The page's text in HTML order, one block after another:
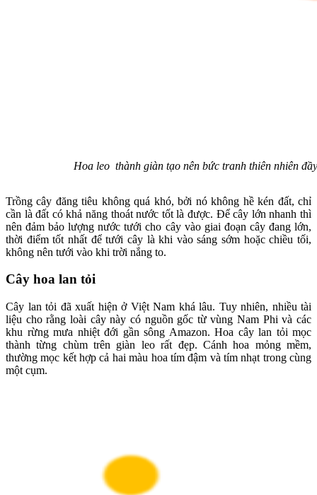
Hoa leo thành giàn tạo nên bức tranh thiên nhiên
Trồng cây đăng tiêu không quá khó, bởi nó không hề kén đất, chỉ
cần là đất có khả năng thoát nước tốt là được. Để cây lớn nhanh thì
nên đảm bảo lượng nước tưới cho cây vào giai đoạn cây đang lớn,
thời điểm tốt nhất để tưới cây là khi vào sáng sớm hoặc chiều tối,
không nên tưới vào khi trời nắng to.
Cây hoa lan tỏi
Cây lan tỏi đã xuất hiện ở Việt Nam khá lâu. Tuy nhiên, nhiều tài
liệu cho rằng loài cây này có nguồn gốc từ vùng Nam Phi và các
khu rừng mưa nhiệt đới gần sông Amazon. Hoa cây lan tỏi mọc
thành từng chùm trên giàn leo rất đẹp. Cánh hoa mỏng mềm,
thường mọc kết hợp cả hai màu hoa tím đậm và tím nhạt trong cùng
một cụm.